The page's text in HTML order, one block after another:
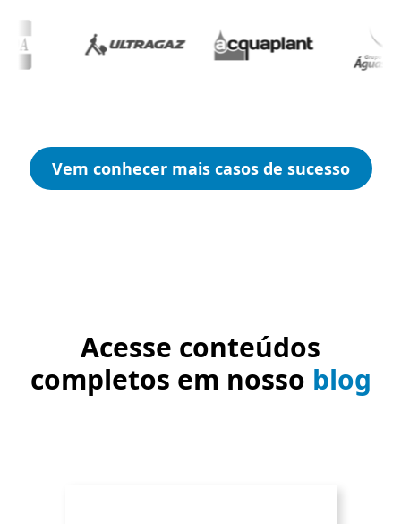
Vem conhecer mais casos de sucesso
Acesse conteúdos
completos em nosso blog